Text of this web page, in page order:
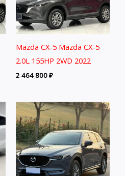
Mazda CX-5 Mazda CX-5
2.0L 155HP 2WD 2022
2 464 800₽